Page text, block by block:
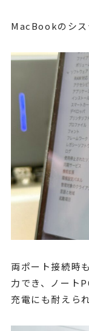
MacBookのシス
両ポート接続時も
力でき、ノート
充電にも耐えら